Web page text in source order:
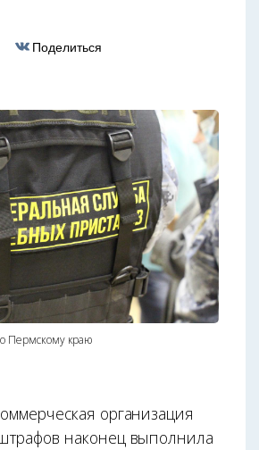
Поделиться
Пермскому краю
организация
наконец выполнила